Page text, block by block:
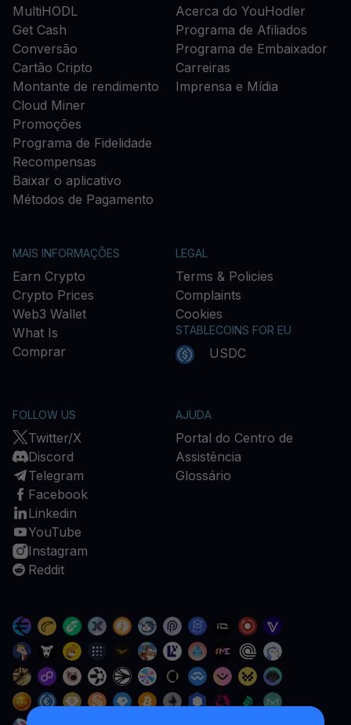
MultiHODL
Get Cash
Conversão
Cartão Cripto
Montante de rendimento
Cloud Miner
Promoções
Programa de Fidelidade
Recompensas
Baixar o aplicativo
Métodos de Pagamento
Acerca do YouHodler
Programa de Afiliados
Programa de Embaixador
Carreiras
Imprensa e Mídia
MAIS INFORMAÇÕES
Earn Crypto
Crypto Prices
Web3 Wallet
What Is
Comprar
LEGAL
Terms & Policies
Complaints
Cookies
STABLECOINS FOR EU
USDC
FOLLOW US
Twitter/X
Discord
Telegram
Facebook
Linkedin
YouTube
Instagram
Reddit
AJUDA
Portal do Centro de
Assistência
Glossário